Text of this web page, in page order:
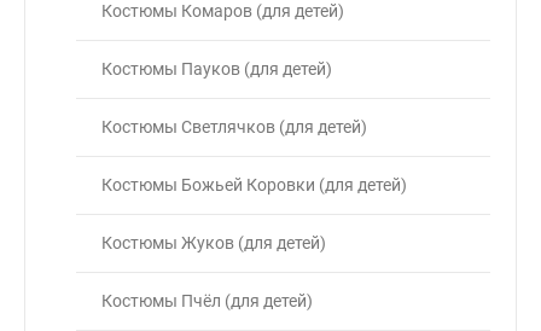
Костюмы Комаров (для детей)
Костюмы Пауков (для детей)
Костюмы Светлячков (для детей)
Костюмы Божьей Коровки (для детей)
Костюмы Жуков (для детей)
Костюмы Пчёл (для детей)